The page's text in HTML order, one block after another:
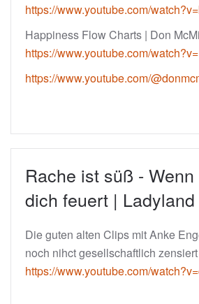
https://www.youtube.com/
Happiness Flow Charts | Don
https://www.youtube.com/
https://www.youtube.com/
Rache ist süß -
dich feuert | Ladyland
Die guten alten Clips mit Anke
noch nihct gesellschaftlich zensiert
https://www.youtube.com/